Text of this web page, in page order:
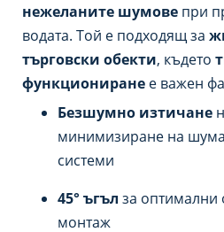
нежеланите шумове при
водата. Той е подходящ за
търговски обекти, където
функциониране е важен
Безшумно изтичане
минимизиране на
системи
45° ъгъл за оптимални
монтаж